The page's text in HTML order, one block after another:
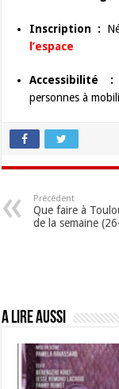
Inscription :
l’espace
Accessibilité :
personnes à
Précédent
Que faire à
de la semaine
A lire aussi